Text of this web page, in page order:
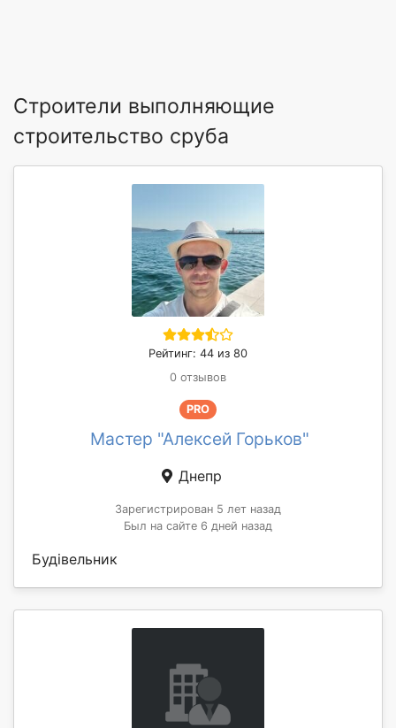
Строители выполняющие
строительство сруба
Рейтинг: 44 из 80
0 отзывов
PRO
Мастер "Алексей Горьков"
Днепр
Зарегистрирован 5 лет назад
Был на сайте 6 дней назад
Будівельник